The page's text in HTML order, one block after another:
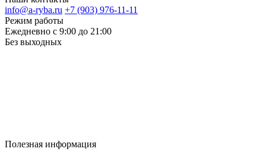
info@a-ryba.ru +7 (903) 976-11-11
Режим работы
Ежедневно с 9:00 до 21:00
Без выходных
Полезная информация